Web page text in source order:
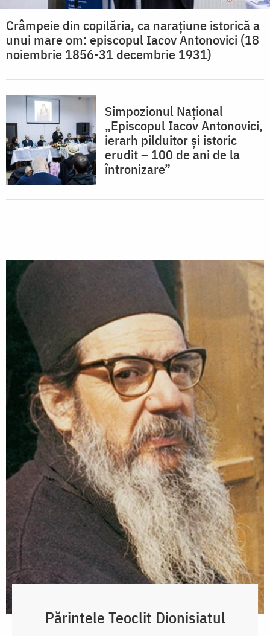
Crâmpeie din copilăria, ca narațiune istorică a
unui mare om: episcopul Iacov Antonovici (18
noiembrie 1856-31 decembrie 1931)
Simpozionul Național
„Episcopul Iacov Antonovici,
ierarh pilduitor și istoric
erudit – 100 de ani de la
întronizare”
Părintele Teoclit Dionisiatul